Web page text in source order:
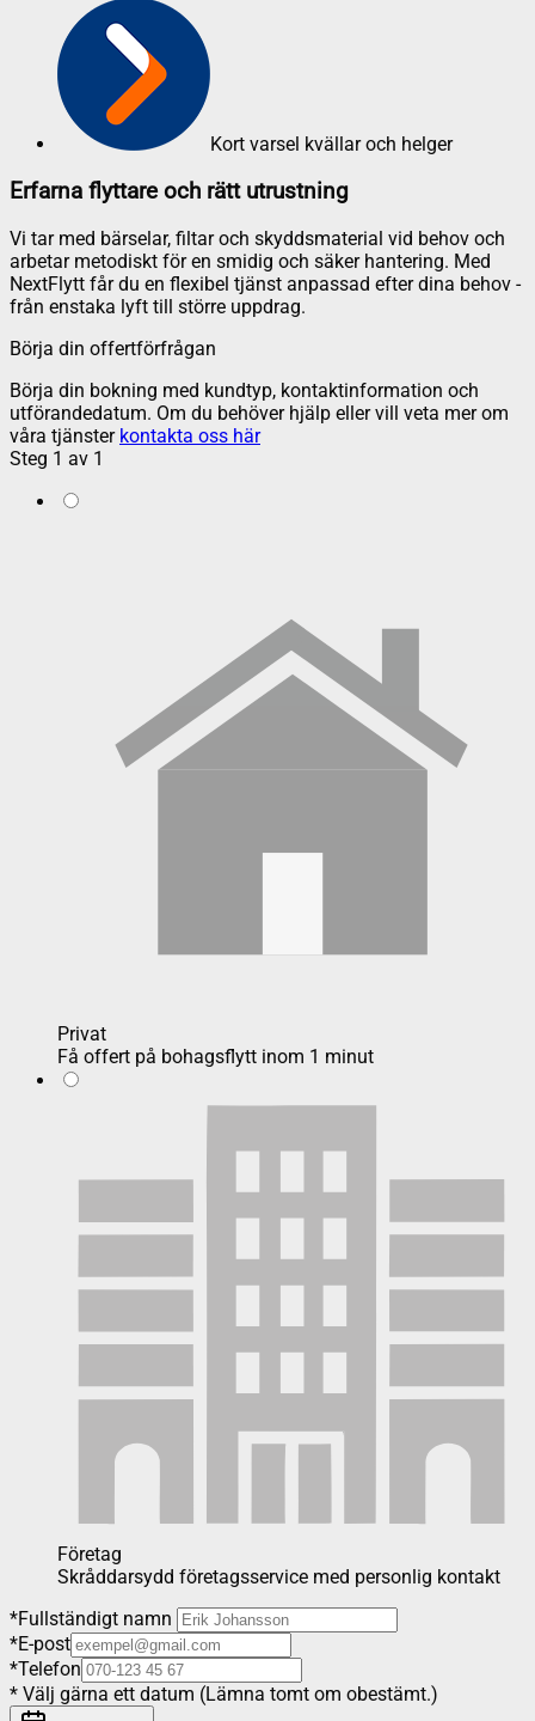
Kort varsel kvällar och helger
Erfarna flyttare och rätt utrustning
Vi tar med bärselar, filtar och skyddsmaterial vid behov och
arbetar metodiskt för en smidig och säker hantering. Med
NextFlytt får du en flexibel tjänst anpassad efter dina behov -
från enstaka lyft till större uppdrag.
Börja din offertförfrågan
Börja din bokning med kundtyp, kontaktinformation och
utförandedatum. Om du behöver hjälp eller vill veta mer om
våra tjänster kontakta oss här
Steg 1 av 1
Privat
Få offert på bohagsflytt inom 1 minut
Företag
Skråddarsydd företagsservice med personlig kontakt
*Fullständigt namn
*E-post
*Telefon
* Välj gärna ett datum (Lämna tomt om obestämt.)